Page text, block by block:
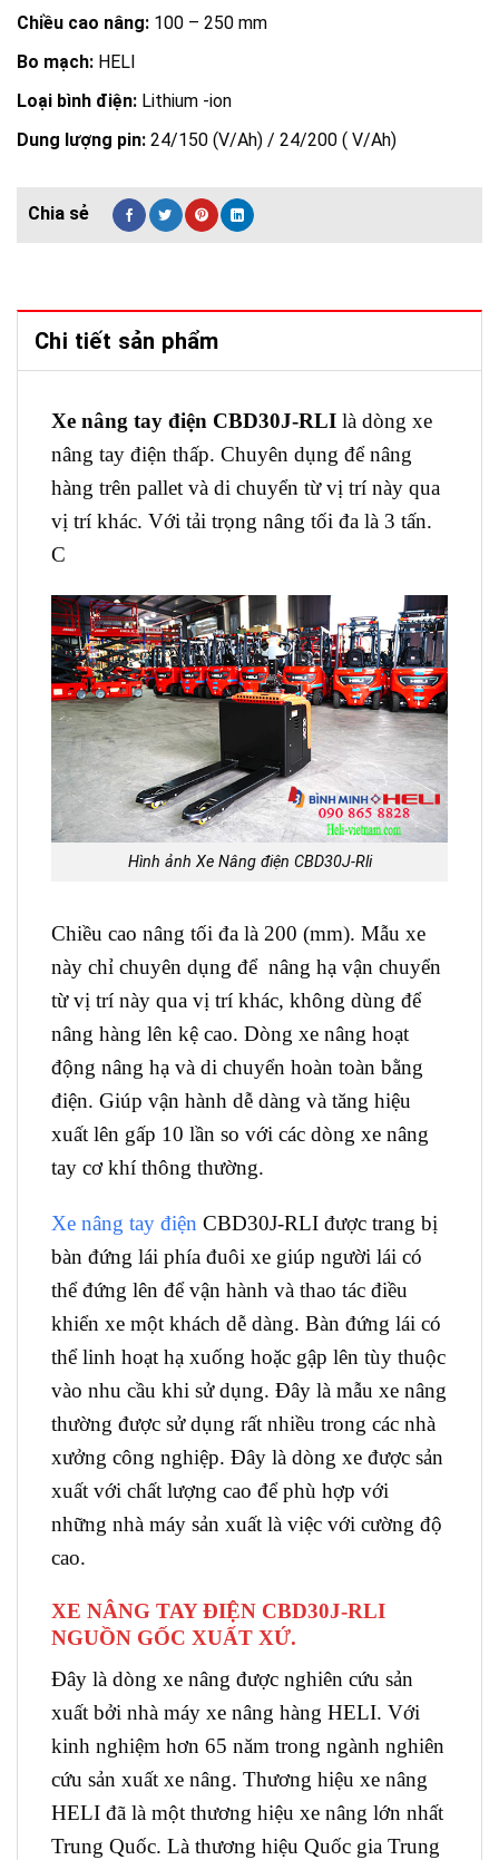
Chiều cao nâng: 100 – 250 mm
Bo mạch: HELI
Loại bình điện: Lithium -ion
Dung lượng pin: 24/150 (V/Ah) / 24/200 ( V/Ah)
Chi tiết sản phẩm
Xe nâng tay điện CBD30J-RLI là dòng xe
nâng tay điện thấp. Chuyên dụng để nâng
hàng trên pallet và di chuyển từ vị trí này qua
vị trí khác. Với tải trọng nâng tối đa là 3 tấn.
C
Hình ảnh Xe Nâng điện CBD30J-Rli
Chiều cao nâng tối đa là 200 (mm). Mẫu xe
này chỉ chuyên dụng để nâng hạ vận chuyển
từ vị trí này qua vị trí khác, không dùng để
nâng hàng lên kệ cao. Dòng xe nâng hoạt
động nâng hạ và di chuyển hoàn toàn bằng
điện. Giúp vận hành dễ dàng và tăng hiệu
xuất lên gấp 10 lần so với các dòng xe nâng
tay cơ khí thông thường.
Xe nâng tay điện CBD30J-RLI được trang bị
bàn đứng lái phía đuôi xe giúp người lái có
thể đứng lên để vận hành và thao tác điều
khiển xe một khách dễ dàng. Bàn đứng lái có
thể linh hoạt hạ xuống hoặc gập lên tùy thuộc
vào nhu cầu khi sử dụng. Đây là mẫu xe nâng
thường được sử dụng rất nhiều trong các nhà
xưởng công nghiệp. Đây là dòng xe được sản
xuất với chất lượng cao để phù hợp với
những nhà máy sản xuất là việc với cường độ
cao.
XE NÂNG TAY ĐIỆN CBD30J-RLI
NGUỒN GỐC XUẤT XỨ.
Đây là dòng xe nâng được nghiên cứu sản
xuất bởi nhà máy xe nâng hàng HELI. Với
kinh nghiệm hơn 65 năm trong ngành nghiên
cứu sản xuất xe nâng. Thương hiệu xe nâng
HELI đã là một thương hiệu xe nâng lớn nhất
Trung Quốc. Là thương hiệu Quốc gia Trung